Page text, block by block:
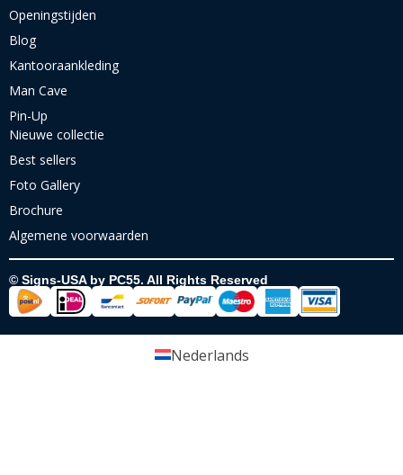
Openingstijden
Blog
Kantooraankleding
Man Cave
Pin-Up
Nieuwe collectie
Best sellers
Foto Gallery
Brochure
Algemene voorwaarden
© Signs-USA by PC55. All Rights Reserved
Nederlands